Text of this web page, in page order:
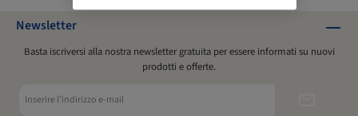
Newsletter
Basta iscriversi alla nostra newsletter gratuita per essere informati su nuovi
prodotti e offerte.